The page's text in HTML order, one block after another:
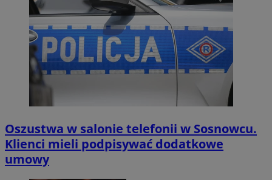
Oszustwa w salonie telefonii w Sosnowcu.
Klienci mieli podpisywać dodatkowe
umowy